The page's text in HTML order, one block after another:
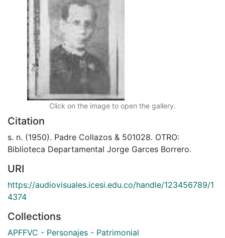
Click on the image to open the gallery.
Citation
s. n. (1950). Padre Collazos & 501028. OTRO:
Biblioteca Departamental Jorge Garces Borrero.
URI
https://audiovisuales.icesi.edu.co/handle/123456789/1
4374
Collections
APFFVC - Personajes - Patrimonial